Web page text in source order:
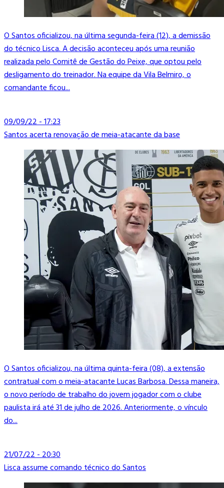
O Santos oficializou, na última segunda-feira (12), a demissão
do técnico Lisca. A decisão aconteceu após uma reunião
realizada pelo Comitê de Gestão do Peixe, que optou pelo
desligamento do treinador. Na equipe da Vila Belmiro, o
comandante ficou...
09/09/22 - 17:23
Santos acerta renovação de meia-atacante da base
O Santos oficializou, na última quinta-feira (08), a extensão
contratual com o meia-atacante Lucas Barbosa. Dessa maneira,
o novo período de trabalho do jovem jogador com o clube
paulista irá até 31 de julho de 2026. Anteriormente, o vínculo
do...
21/07/22 - 20:30
Lisca assume comando técnico do Santos